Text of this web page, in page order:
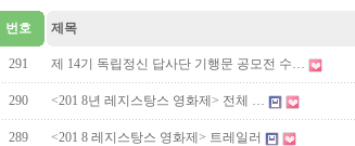
번호 제목
291 제 14기 독립정신 답사단 기행문 공모전 수…
290 <201 8년 레지스탕스 영화제> 전체 …
289 <201 8 레지스탕스 영화제> 트레일러